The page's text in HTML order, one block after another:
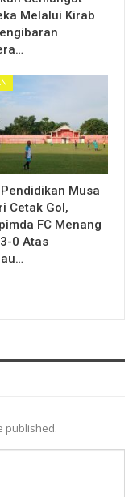
Melalui Kirab
Musa
Cetak Gol,
FC Menang
0 Atas
published.